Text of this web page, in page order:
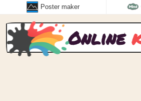
Poster maker
Online